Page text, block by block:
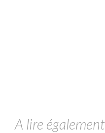
A lire également